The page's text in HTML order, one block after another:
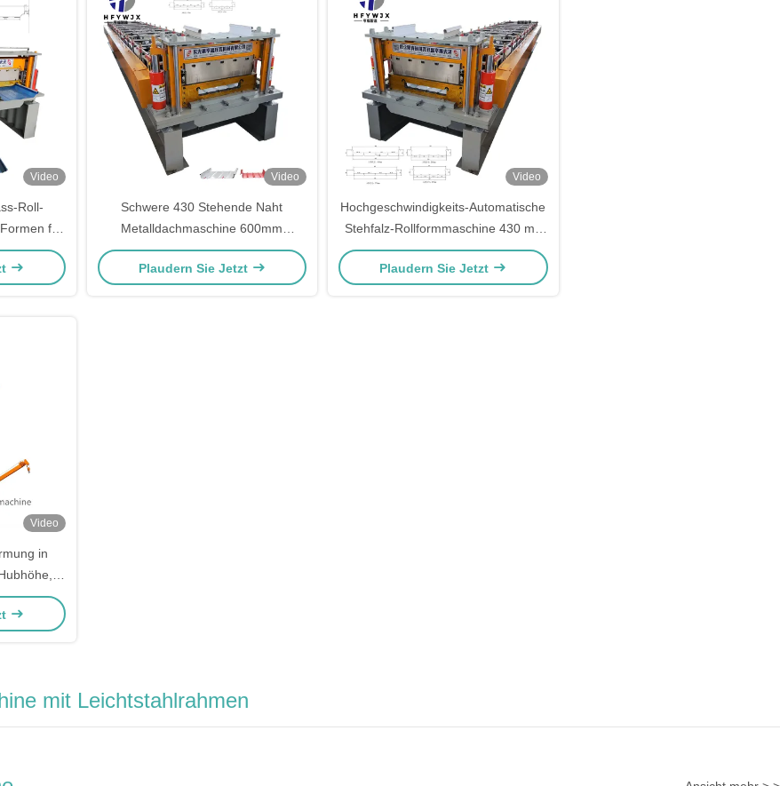
Video
Roll-
für
Video
Schwere 430 Stehende Naht
Metalldachmaschine 600mm
Fütterungsbreite 14 Reihe Formen
Plaudern Sie Jetzt
Video
Hochgeschwindigkeits-Automatische
Stehfalz-Rollformmaschine 430 mit
hydraulischem Druckgetriebe und
14-reihiger Formung
Plaudern Sie Jetzt
Video
in
8
für
mit Leichtstahlrahmen